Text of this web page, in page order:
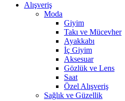
Alışveriş
Moda
Giyim
Takı ve Mücevher
Ayakkabı
İç Giyim
Aksesuar
Gözlük ve Lens
Saat
Özel Alışveriş
Sağlık ve Güzellik